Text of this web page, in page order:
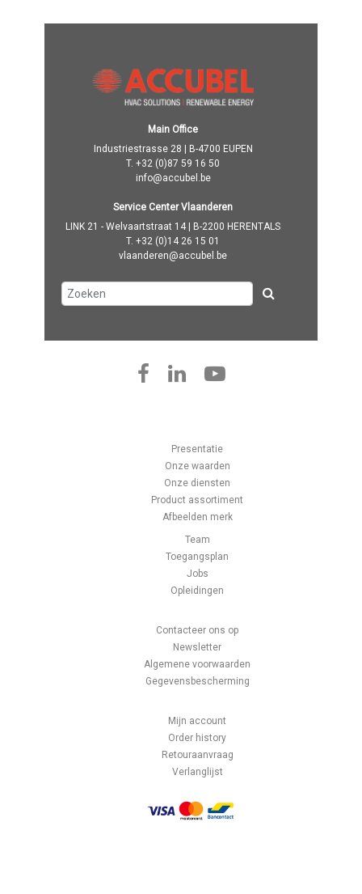
Main Office
Industriestrasse 28 | B-4700 EUPEN
T. +32 (0)87 59 16 50
info@accubel.be
Service Center Vlaanderen
LINK 21 - Welvaartstraat 14 | B-2200 HERENTALS
T. +32 (0)14 26 15 01
vlaanderen@accubel.be
Presentatie
Onze waarden
Onze diensten
Product assortiment
Afbeelden merk
Team
Toegangsplan
Jobs
Opleidingen
Contacteer ons op
Newsletter
Algemene voorwaarden
Gegevensbescherming
Mijn account
Order history
Retouraanvraag
Verlanglijst